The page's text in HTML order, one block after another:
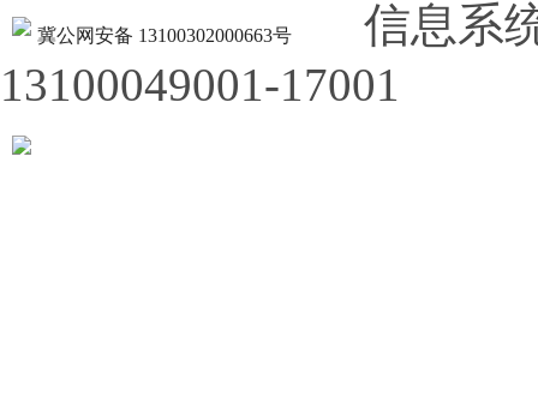
冀公网安备 13100302000663号
信息系
13100049001-17001